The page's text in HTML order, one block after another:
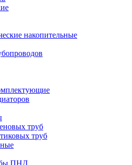
накопительные
труб
труб
ПНД